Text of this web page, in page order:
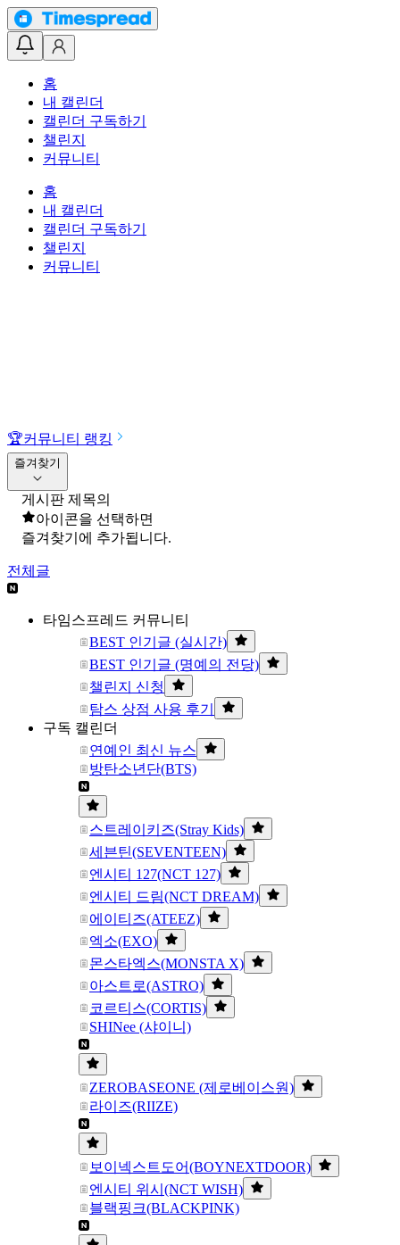
홈
내 캘린더
캘린더 구독하기
챌린지
커뮤니티
홈
내 캘린더
캘린더 구독하기
챌린지
커뮤니티
🏆커뮤니티 랭킹
즐겨찾기
게시판 제목의
아이콘을 선택하면
즐겨찾기에 추가됩니다.
전체글
타임스프레드 커뮤니티
BEST 인기글 (실시간)
BEST 인기글 (명예의 전당)
챌린지 신청
탐스 상점 사용 후기
구독 캘린더
연예인 최신 뉴스
방탄소년단(BTS)
스트레이키즈(Stray Kids)
세븐틴(SEVENTEEN)
엔시티 127(NCT 127)
엔시티 드림(NCT DREAM)
에이티즈(ATEEZ)
엑소(EXO)
몬스타엑스(MONSTA X)
아스트로(ASTRO)
코르티스(CORTIS)
SHINee (샤이니)
ZEROBASEONE (제로베이스원)
라이즈(RIIZE)
보이넥스트도어(BOYNEXTDOOR)
엔시티 위시(NCT WISH)
블랙핑크(BLACKPINK)